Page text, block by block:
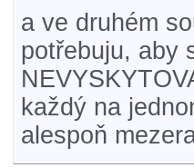
a ve druhém
potřebuju, aby
každý na
alespoň